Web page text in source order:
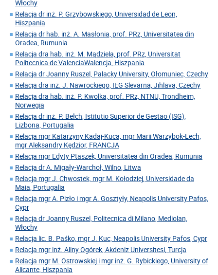
Włochy
Relacja dr inż. P. Grzybowskiego, Universidad de Leon,
Hiszpania
Relacja dr hab. inż. A. Masłonia, prof. PRz, Universitatea din
Oradea, Rumunia
Relacja dra hab. inż. M. Mądziela, prof. PRz, Universitat
Politecnica de ValenciaWalencja, Hiszpania
Relacja dr Joanny Ruszel, Palacky University, Ołomuniec, Czechy
Relacja dra inż. J. Nawrockiego, IEG Slevarna, Jihlava, Czechy
Relacja dra hab. inż. P. Kwolka, prof. PRz, NTNU, Trondheim,
Norwegia
Relacja dr inż. P. Bełch, Istitutio Superior de Gestao (ISG),
Lizbona, Portugalia
Relacja mgr Katarzyny Kadaj-Kuca, mgr Marii Warzybok-Lech,
mgr Aleksandry Kędzior, FRANCJA
Relacja mgr Edyty Ptaszek, Universitatea din Oradea, Rumunia
Relacja dr A. Migały-Warchoł, Wilno, Litwa
Relacja mgr J. Chwostek, mgr M. Kołodziej, Universidade da
Maia, Portugalia
Relacja mgr A. Pizło i mgr A. Gosztyły, Neapolis University Pafos,
Cypr
Relacja dr Joanny Ruszel, Politecnica di Milano, Mediolan,
Włochy
Relacja lic. B. Paśko, mgr J. Kuc, Neapolis University Pafos, Cypr
Relacja mgr inż. Aliny Ogórek, Akdeniz Universitesi, Turcja
Relacja mgr M. Ostrowskiej i mgr inż. G. Rybickiego, University of
Alicante, Hiszpania